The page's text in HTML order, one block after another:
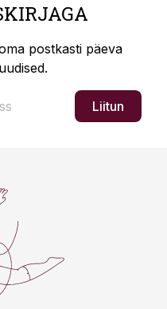
postkasti päeva
Liitun